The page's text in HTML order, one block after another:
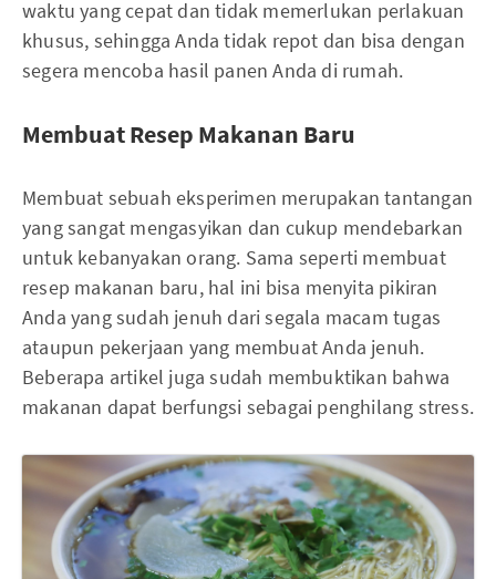
waktu yang cepat dan tidak memerlukan perlakuan
khusus, sehingga Anda tidak repot dan bisa dengan
segera mencoba hasil panen Anda di rumah.
Membuat Resep Makanan Baru
Membuat sebuah eksperimen merupakan tantangan
yang sangat mengasyikan dan cukup mendebarkan
untuk kebanyakan orang. Sama seperti membuat
resep makanan baru, hal ini bisa menyita pikiran
Anda yang sudah jenuh dari segala macam tugas
ataupun pekerjaan yang membuat Anda jenuh.
Beberapa artikel juga sudah membuktikan bahwa
makanan dapat berfungsi sebagai penghilang stress.